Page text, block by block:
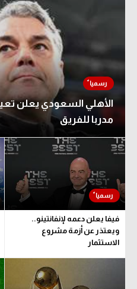
الأهلي السعودي يعلن
مدربا للفريق
فيفا يعلن دعمه لإنفانتينو..
ويعتذر عن أزمة مشروع
الاستثمار